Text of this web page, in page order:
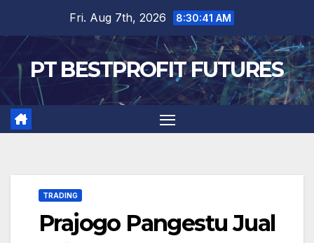
content
Fri. Aug 7th, 2026 8:30:42 AM
PT BESTPROFIT FUTURES
TRADING
Prajogo Pangestu Jual